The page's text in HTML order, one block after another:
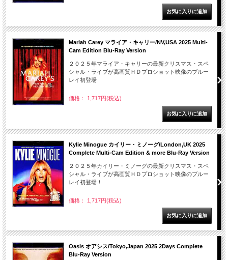
Mariah Carey マライア・キャリー/NV,USA 2025 Multi-
Cam Edition Blu-Ray Version
２０２５年マライア・キャリーの最新クリスマス・スペ
シャル・ライブが高画質ＨＤプロショット映像のブルー
レイ初登場
価格： 1,717円(税込)
Kylie Minogue カイリー・ミノーグ/London,UK 2025
Complete Multi-Cam Edition & more Blu-Ray Version
２０２５年カイリー・ミノーグの最新クリスマス・スペ
シャル・ライブが高画質ＨＤプロショット映像のブルー
レイ初登場！
価格： 1,717円(税込)
Oasis オアシス/Tokyo,Japan 2025 2Days Complete
Blu-Ray Version